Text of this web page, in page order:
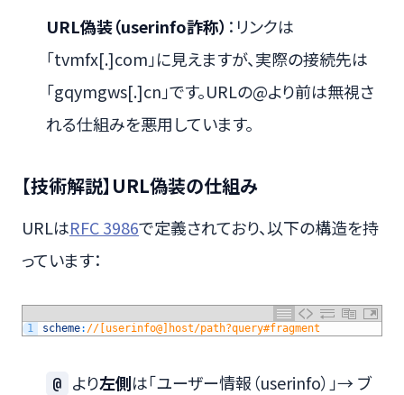
URL偽装（userinfo詐称） ：リンクは
「tvmfx[.]com」に見えますが、実際の接続先は
「gqymgws[.]cn」です。URLの@より前は無視さ
れる仕組みを悪用しています。
【技術解説】URL偽装の仕組み
URLはRFC 3986で定義されており、以下の構造を持
っています：
1 scheme: //[userinfo@]host/path?query#fragment
@ より左側は「ユーザー情報（userinfo）」→ ブ